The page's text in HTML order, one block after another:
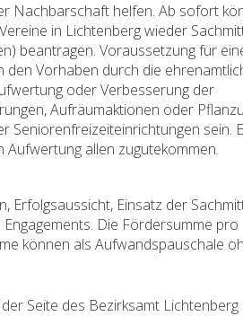
Nachbarschaft helfen. Ab sofort
in Lichtenberg wieder
beantragen. Voraussetzung für
Vorhaben durch die
oder Verbesserung der
Aufräumaktionen oder
Seniorenfreizeiteinrichtungen sein.
allen zugutekommen.
Erfolgsaussicht, Einsatz der
Die Fördersumme pro
können als Aufwandspauschale
Seite des Bezirksamt